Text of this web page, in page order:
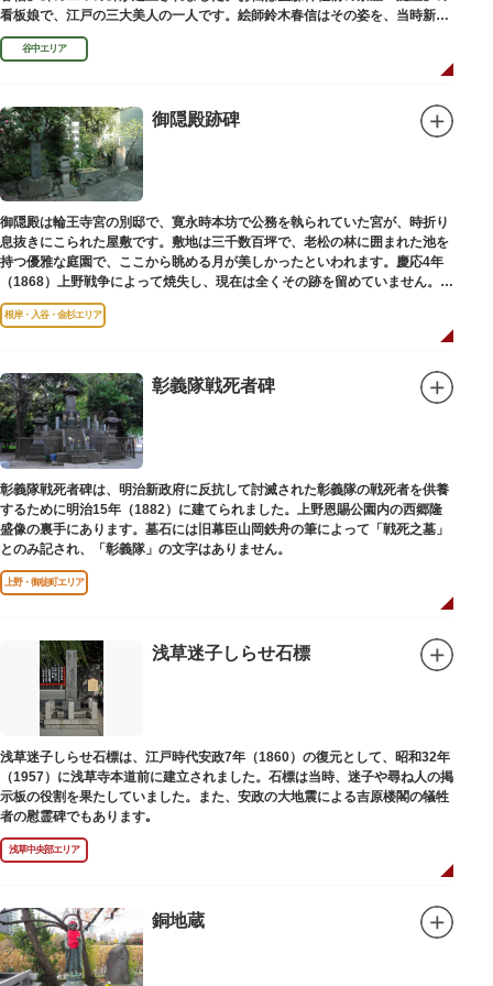
看板娘で、江戸の三大美人の一人です。絵師鈴木春信はその姿を、当時新し
い絵画様式である多色刷り版画「錦絵」に描きました。
谷中エリア
御隠殿跡碑
御隠殿は輪王寺宮の別邸で、寛永時本坊で公務を執られていた宮が、時折り
息抜きにこられた屋敷です。敷地は三千数百坪で、老松の林に囲まれた池を
持つ優雅な庭園で、ここから眺める月が美しかったといわれます。慶応4年
（1868）上野戦争によって焼失し、現在は全くその跡を留めていません。根
岸薬師堂（ねぎしやくしどう）にあります。
根岸・入谷・金杉エリア
彰義隊戦死者碑
彰義隊戦死者碑は、明治新政府に反抗して討滅された彰義隊の戦死者を供養
するために明治15年（1882）に建てられました。上野恩賜公園内の西郷隆
盛像の裏手にあります。墓石には旧幕臣山岡鉄舟の筆によって「戦死之墓」
とのみ記され、「彰義隊」の文字はありません。
上野・御徒町エリア
浅草迷子しらせ石標
浅草迷子しらせ石標は、江戸時代安政7年（1860）の復元として、昭和32年
（1957）に浅草寺本道前に建立されました。石標は当時、迷子や尋ね人の掲
示板の役割を果たしていました。また、安政の大地震による吉原楼閣の犠牲
者の慰霊碑でもあります｡
浅草中央部エリア
銅地蔵